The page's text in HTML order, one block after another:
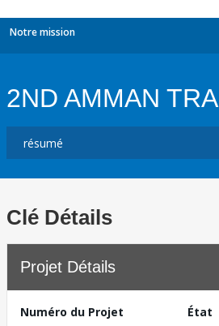
Notre mission
2ND AMMAN
Clé Détails
Projet Détails
Numéro du Projet
État